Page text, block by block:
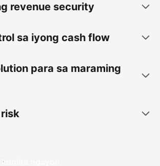
revenue security
sa iyong cash flow
para sa maraming
ngayon